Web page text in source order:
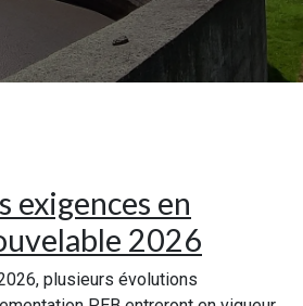
exigences en
2026
plusieurs évolutions